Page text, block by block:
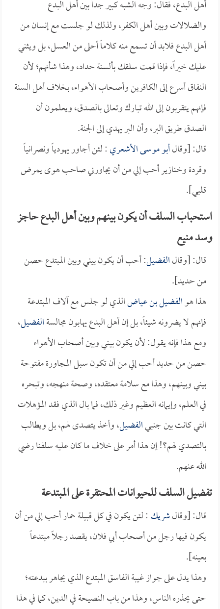
أهل البدع، فقال: وجه الشبه كبير جداً بين أهل البدع
والضلالات وبين أهل الكفر، ولذلك لو جلست مع إنسان من
أهل البدع فلابد أن تسمع منه كلاماً أحلى من العسل، بل ويثني
عليك خيراً، فإذا قمت سلقك بألسنة حداد، وهذا شأنهم؛ لأن
النفاق أسرع إلى الكافرين وأصحاب الأهواء، بخلاف أهل السنة
فإنهم يتقربون إلى الله تبارك وتعالى بالصدق، ويعلمون أن
الصدق طريق البر، وأن البر يهدي إلى الجنة.
قال: [وقالأبو موسى الأشعري: لئن أجاور يهودياً ونصرانياً
وقردة وخنازير أحب إلي من أن يجاورني صاحب هوى يمرض
قلبي].
استحباب السلف أن يكون بينهم وبين أهل البدع حاجز
وسد منيع
قال: [وقالالفضيل: أحب أن يكون بيني وبين المبتدع حصن
من حديد].
هذا هوالفضيل بن عياضالذي لو جلس مع آلاف المبتدعة
فإنهم لا يضرونه شيئاً، بل إن أهل البدع يهابون مجالسةالفضيل،
ومع هذا فإنه يقول: لأن يكون بيني وبين أصحاب الأهواء
حصن من حديد أحب إلي من أن تكون سبل المجاورة مفتوحة
بيني وبينهم، وهذا مع سلامة معتقده، وصحة منهجه، وتبحره
في العلم، وإيمانه العظيم وغير ذلك، فما بال الذي فقد المؤهلات
التي كانت بين جنبيالفضيل، وأخذ يتصدى لهم، بل ويطالب
بالتصدي لهم؟! إن هذا أمر على خلاف ما كان عليه سلفنا رضي
الله عنهم.
تفضيل السلف للحيوانات المحتقرة على المبتدعة
قال: [وقالشريك: لئن يكون في كل قبيلة حمار أحب إلي من أن
يكون فيها رجل من أصحاب أبي فلان، يقصد رجلاً مبتدعاً
بعينه].
وهذا يدل على جواز غيبة الفاسق المبتدع الذي يجاهر ببدعته؛
حتى يحذره الناس، وهذا من باب النصيحة في الدين، كما في هذا